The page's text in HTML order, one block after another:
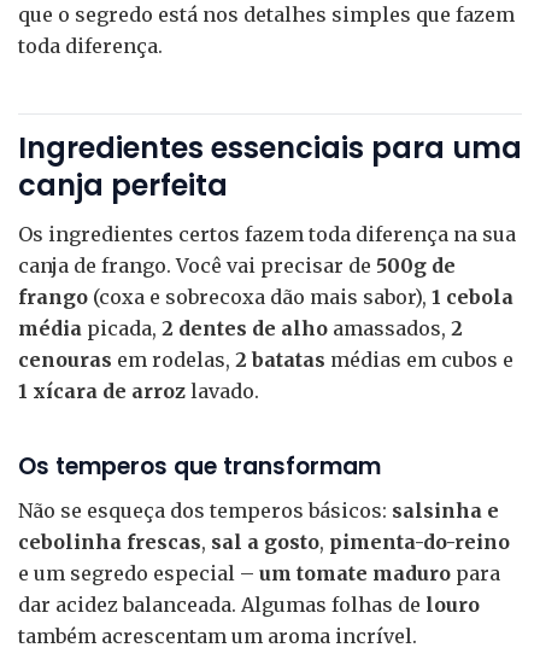
que o segredo está nos detalhes simples que fazem
toda diferença.
Ingredientes essenciais para uma
canja perfeita
Os ingredientes certos fazem toda diferença na sua
canja de frango. Você vai precisar de 500g de
frango (coxa e sobrecoxa dão mais sabor), 1 cebola
média picada, 2 dentes de alho amassados, 2
cenouras em rodelas, 2 batatas médias em cubos e
1 xícara de arroz lavado.
Os temperos que transformam
Não se esqueça dos temperos básicos: salsinha e
cebolinha frescas, sal a gosto, pimenta-do-reino
e um segredo especial – um tomate maduro para
dar acidez balanceada. Algumas folhas de louro
também acrescentam um aroma incrível.